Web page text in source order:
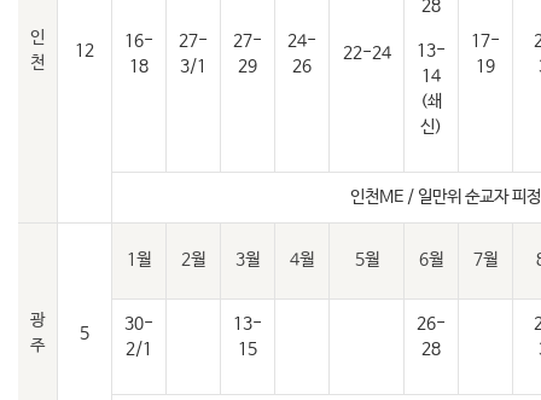
인
천
12
16-
18
27-
3/1
27-
29
24-
26
22-24
28
13-
14
(쇄
신)
17-
19
인천ME / 일만위 순교자 피
광
주
5
1월 2월 3월 4월 5월 6월 7월
30-
2/1
13-
15
26-
28